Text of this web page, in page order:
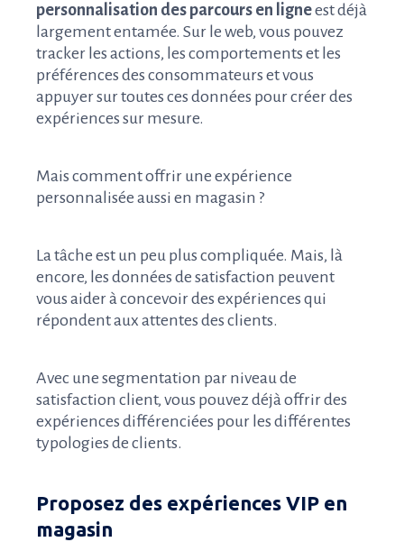
personnalisation des parcours en ligneest déjà
largement entamée. Sur le web, vous pouvez
tracker les actions, les comportements et les
préférences des consommateurs et vous
appuyer sur toutes ces données pour créer des
expériences sur mesure.
Mais comment offrir une expérience
personnalisée aussi en magasin ?
La tâche est un peu plus compliquée. Mais, là
encore, les données de satisfaction peuvent
vous aider à concevoir des expériences qui
répondent aux attentes des clients.
Avec une segmentation par niveau de
satisfaction client, vous pouvez déjà offrir des
expériences différenciées pour les différentes
typologies de clients.
Proposez des expériences VIP en
magasin